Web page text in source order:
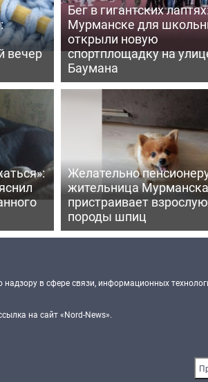
вечер
Бег в гигантских
Мурманске для
открыли новую
спортплощадку на
Баумана
Желательно
жительница Мурманска
пристраивает
породы шпиц
в сфере связи, информационных
на сайт «Nord-News».